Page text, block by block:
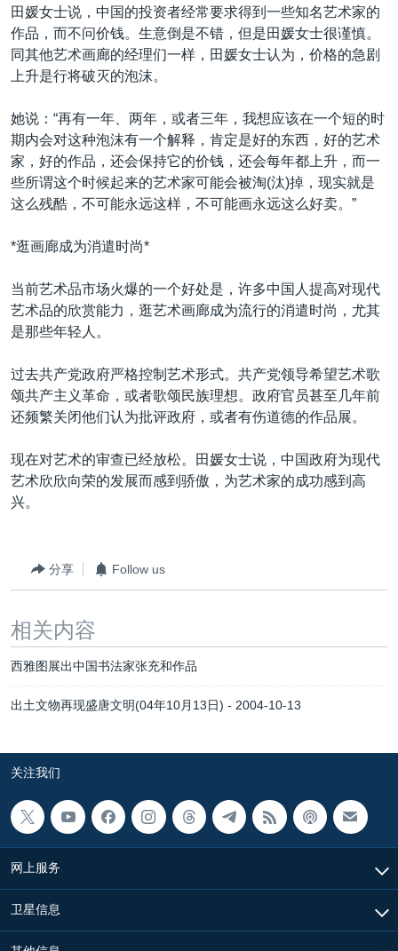
田媛女士说，中国的投资者经常要求得到一些知名艺术家的
作品，而不问价钱。生意倒是不错，但是田媛女士很谨慎。
同其他艺术画廊的经理们一样，田媛女士认为，价格的急剧
上升是行将破灭的泡沫。
她说：“再有一年、两年，或者三年，我想应该在一个短的时
期内会对这种泡沫有一个解释，肯定是好的东西，好的艺术
家，好的作品，还会保持它的价钱，还会每年都上升，而一
些所谓这个时候起来的艺术家可能会被淘(汰)掉，现实就是
这么残酷，不可能永远这样，不可能画永远这么好卖。”
*逛画廊成为消遣时尚*
当前艺术品市场火爆的一个好处是，许多中国人提高对现代
艺术品的欣赏能力，逛艺术画廊成为流行的消遣时尚，尤其
是那些年轻人。
过去共产党政府严格控制艺术形式。共产党领导希望艺术歌
颂共产主义革命，或者歌颂民族理想。政府官员甚至几年前
还频繁关闭他们认为批评政府，或者有伤道德的作品展。
现在对艺术的审查已经放松。田媛女士说，中国政府为现代
艺术欣欣向荣的发展而感到骄傲，为艺术家的成功感到高
兴。
分享 Follow us
相关内容
西雅图展出中国书法家张充和作品
出土文物再现盛唐文明(04年10月13日) - 2004-10-13
关注我们
网上服务
卫星信息